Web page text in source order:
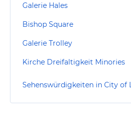
Galerie Hales
Bishop Square
Galerie Trolley
Kirche Dreifaltigkeit Minories
Sehenswürdigkeiten in City of